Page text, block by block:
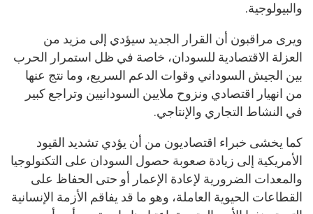
والبيولوجية.
ويرى مراقبون أن القرار الجديد سيؤدي إلى مزيد من
العزلة الاقتصادية للسودان، خاصة في ظل استمرار الحرب
بين الجيش السوداني وقوات الدعم السريع، وما نتج عنها
من انهيار اقتصادي ونزوح ملايين السودانيين وتراجع كبير
في النشاط التجاري والإنتاجي.
كما يخشى خبراء اقتصاديون من أن يؤدي تشديد القيود
الأمريكية إلى زيادة صعوبة حصول السودان على التكنولوجيا
والمعدات الضرورية لإعادة الإعمار أو حتى الحفاظ على
القطاعات الحيوية العاملة، وهو ما قد يفاقم الأزمة الإنسانية